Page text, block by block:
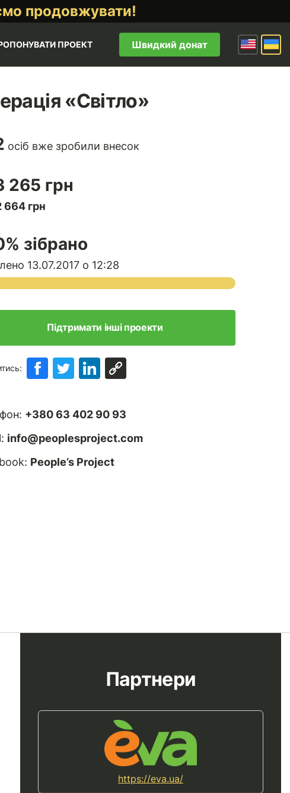
продовжувати!
ПРОЕКТ Швидкий донат
«Світло»
осіб вже зробили внесок
265 грн
664 грн
% зібрано
13.07.2017 о 12:28
Підтримати інші проекти
+380 63 402 90 93
info@peoplesproject.com
People’s Project
Партнери
https://eva.ua/